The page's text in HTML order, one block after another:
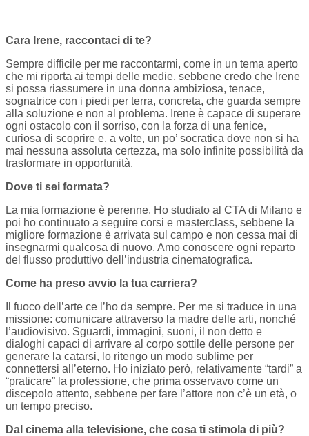
Cara Irene, raccontaci di te?
Sempre difficile per me raccontarmi, come in un tema aperto
che mi riporta ai tempi delle medie, sebbene credo che Irene
si possa riassumere in una donna ambiziosa, tenace,
sognatrice con i piedi per terra, concreta, che guarda sempre
alla soluzione e non al problema. Irene è capace di superare
ogni ostacolo con il sorriso, con la forza di una fenice,
curiosa di scoprire e, a volte, un po’ socratica dove non si ha
mai nessuna assoluta certezza, ma solo infinite possibilità da
trasformare in opportunità.
Dove ti sei formata?
La mia formazione è perenne. Ho studiato al CTA di Milano e
poi ho continuato a seguire corsi e masterclass, sebbene la
migliore formazione è arrivata sul campo e non cessa mai di
insegnarmi qualcosa di nuovo. Amo conoscere ogni reparto
del flusso produttivo dell’industria cinematografica.
Come ha preso avvio la tua carriera?
Il fuoco dell’arte ce l’ho da sempre. Per me si traduce in una
missione: comunicare attraverso la madre delle arti, nonché
l’audiovisivo. Sguardi, immagini, suoni, il non detto e
dialoghi capaci di arrivare al corpo sottile delle persone per
generare la catarsi, lo ritengo un modo sublime per
connettersi all’eterno. Ho iniziato però, relativamente “tardi” a
“praticare” la professione, che prima osservavo come un
discepolo attento, sebbene per fare l’attore non c’è un età, o
un tempo preciso.
Dal cinema alla televisione, che cosa ti stimola di più?